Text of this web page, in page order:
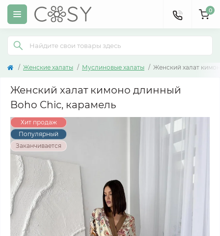
0
Женские халаты Муслиновые халаты Женский халат
Женский халат кимоно длинный
Boho Chic, карамель
Хит продаж
Популярный
Заканчивается